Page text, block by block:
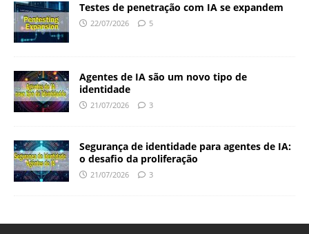
Testes de penetração com IA se expandem
22/07/2026 5
Agentes de IA são um novo tipo de
identidade
21/07/2026 3
Segurança de identidade para agentes de IA:
o desafio da proliferação
21/07/2026 3